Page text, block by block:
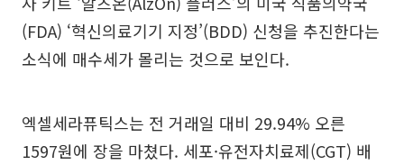
(FDA) ‘혁신의료기기 지정’(BDD) 신청을 추진한다는
소식에 매수세가 몰리는 것으로 보인다.
엑셀세라퓨틱스는 전 거래일 대비 29.94% 오른
1597원에 장을 마쳤다. 세포·유전자치료제(CGT) 배